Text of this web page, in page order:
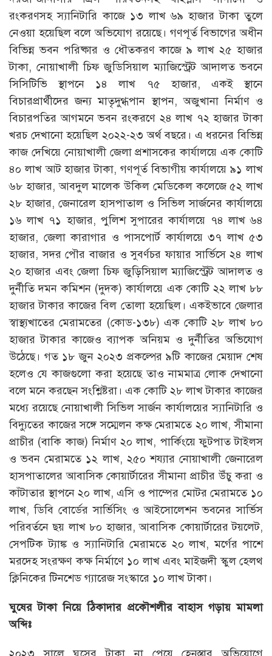
রংকরণসহ স্যানিটারি কাজে ১৩ লাখ ৬৯ হাজার টাকা তুলে
নেওয়া হয়েছিল বলে অভিযোগ রয়েছে। গণপূর্ত বিভাগের অধীন
বিভিন্ন ভবন পরিষ্কার ও ধৌতকরণ কাজে ৯ লাখ ২৫ হাজার
টাকা, নোয়াখালী চিফ জুডিসিয়াল ম্যাজিস্ট্রেট আদালত ভবনে
সিসিটিভি স্থাপনে ১৪ লাখ ৭৫ হাজার, একই স্থানে
বিচারপ্রার্থীদের জন্য মাতৃদুগ্ধপান স্থাপন, অজুখানা নির্মাণ ও
বিচারপতির আগমনে ভবন রংকরণে ২৪ লাখ ৭২ হাজার টাকা
খরচ দেখানো হয়েছিল ২০২২-২৩ অর্থ বছরে। এ ধরনের বিভিন্ন
কাজ দেখিয়ে নোয়াখালী জেলা প্রশাসকের কার্যালয়ে এক কোটি
৪০ লাখ আট হাজার টাকা, গণপূর্ত বিভাগীয় কার্যালয়ে ৯১ লাখ
৬৮ হাজার, আবদুল মালেক উকিল মেডিকেল কলেজে ৫২ লাখ
২৮ হাজার, জেনারেল হাসপাতাল ও সিভিল সার্জনের কার্যালয়ে
১৬ লাখ ৭১ হাজার, পুলিশ সুপারের কার্যালয়ে ৭৪ লাখ ৬৪
হাজার, জেলা কারাগার ও পাসপোর্ট কার্যালয়ে ৩৭ লাখ ৫৩
হাজার, সদর পৌর বাজার ও সুবর্ণচর ফায়ার সার্ভিসে ২৪ লাখ
২০ হাজার এবং জেলা চিফ জুড়িসিয়াল ম্যাজিস্ট্রেট আদালত ও
দুর্নীতি দমন কমিশন (দুদক) কার্যালয়ে এক কোটি ২২ লাখ ৮৮
হাজার টাকার কাজের বিল তোলা হয়েছিল। একইভাবে জেলার
স্বাস্থ্যখাতের মেরামতের (কোড-১৩৮) এক কোটি ২৮ লাখ ৮০
হাজার টাকার কাজেও ব্যাপক অনিয়ম ও দুর্নীতির অভিযোগ
উঠেছে। গত ১৮ জুন ২০২৩ প্রকল্পের ৯টি কাজের মেয়াদ শেষ
হলেও যে কাজগুলো করা হয়েছে তাও নামমাত্র লোক দেখানো
বলে মনে করছেন সংশ্লিষ্টরা। এক কোটি ২৮ লাখ টাকার কাজের
মধ্যে রয়েছে নোয়াখালী সিভিল সার্জন কার্যালয়ের স্যানিটারি ও
বিদ্যুতের কাজের সঙ্গে সম্মেলন কক্ষ মেরামতে ২০ লাখ, সীমানা
প্রাচীর (বাকি কাজ) নির্মাণ ২০ লাখ, পার্কিংয়ে ফুটপাত টাইলস
ও ভবন মেরামতে ১২ লাখ, ২৫০ শয্যার নোয়াখালী জেনারেল
হাসপাতালের আবাসিক কোয়ার্টারের সীমানা প্রাচীর উঁচু করা ও
কাঁটাতার স্থাপনে ২০ লাখ, এসি ও পাম্পের মোটর মেরামতে ১০
লাখ, ডিবি বোর্ডের সার্ভিসিং ও আইসোলেশন ভবনের সার্ভিস
পরিবর্তনে ছয় লাখ ৮০ হাজার, আবাসিক কোয়ার্টারের টয়লেট,
সেপটিক ট্যাঙ্ক ও স্যানিটারি মেরামতে ২০ লাখ, মর্গের পাশে
মরদেহ সংরক্ষণ কক্ষ নির্মাণে ১০ লাখ এবং মাইজদী স্কুল হেলথ
ক্লিনিকের টিনশেড গ্যারেজ সংস্কারে ১০ লাখ টাকা।
ঘুষের টাকা নিয়ে ঠিকাদার প্রকৌশলীর বাহাস গড়ায় মামলা
অব্দিঃ